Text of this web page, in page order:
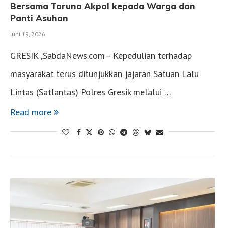
Bersama Taruna Akpol kepada Warga dan
Panti Asuhan
Juni 19, 2026
GRESIK ,SabdaNews.com– Kepedulian terhadap
masyarakat terus ditunjukkan jajaran Satuan Lalu
Lintas (Satlantas) Polres Gresik melalui …
Read more